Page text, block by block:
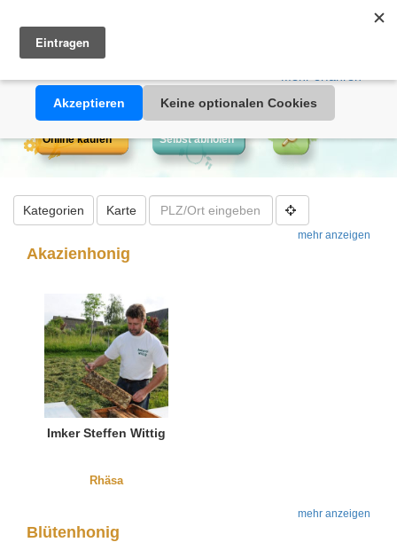
Warenkorb
Diese Website verwendet Cookies. Durch die Nutzung dieser
Webseite erklären Sie sich damit einverstanden, dass Cookies
Akzeptieren
Keine optionalen Cookies
Online kaufen Selbst abholen
Kategorien Karte
mehr anzeigen
Akazienhonig
Imker Steffen Wittig
Rhäsa
mehr anzeigen
Blütenhonig